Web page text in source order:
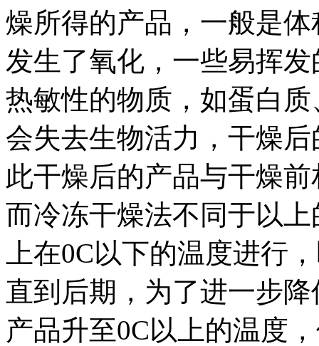
燥所得的产品，一般是
发生了氧化，一些易挥
热敏性的物质，如蛋白
会失去生物活力，干燥
此干燥后的产品与干燥
而冷冻干燥法不同于以
上在0C以下的温度进行
直到后期，为了进一步
产品升至0C以上的温度